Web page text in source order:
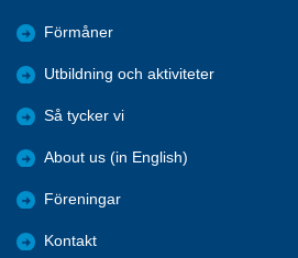
Förmåner
Utbildning och aktiviteter
Så tycker vi
About us (in English)
Föreningar
Kontakt